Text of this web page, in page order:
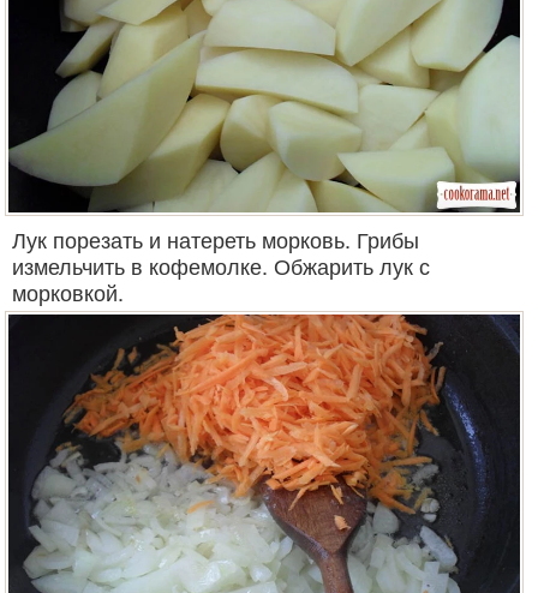
Лук порезать и натереть морковь. Грибы
измельчить в кофемолке. Обжарить лук с
морковкой.